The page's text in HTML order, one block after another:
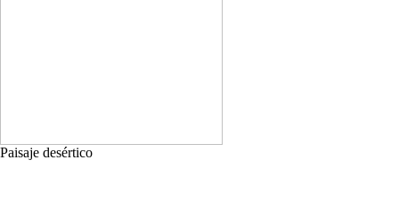
Paisaje desértico